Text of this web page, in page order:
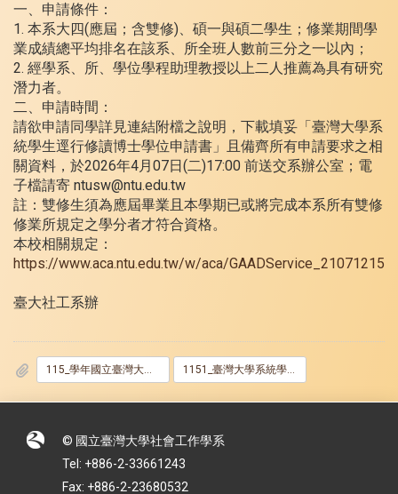
一、申請條件：
1. 本系大四(應屆；含雙修)、碩一與碩二學生；修業期間學
業成績總平均排名在該系、所全班人數前三分之一以內；
2. 經學系、所、學位學程助理教授以上二人推薦為具有研究
潛力者。
二、申請時間：
請欲申請同學詳見連結附檔之說明，下載填妥「臺灣大學系
統學生逕行修讀博士學位申請書」且備齊所有申請要求之相
關資料，於2026年4月07日(二)17:00 前送交系辦公室；電
子檔請寄 ntusw@ntu.edu.tw
註：雙修生須為應屆畢業且本學期已或將完成本系所有雙修
修業所規定之學分者才符合資格。
本校相關規定：
https://www.aca.ntu.edu.tw/w/aca/
臺大社工系辦
115_學年國立臺灣大學社會工作學系學士碩士逕攻博士生申請.pdf 1151_臺灣大學系統學生逕行修讀博士學位申請書.docx
© 國立臺灣大學社會工作學系
Tel: +886-2-33661243
Fax: +886-2-23680532